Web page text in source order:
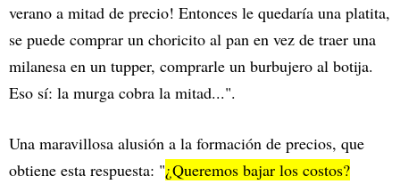
verano a mitad de precio! Entonces le quedaría una platita,
se puede comprar un choricito al pan en vez de traer una
milanesa en un tupper, comprarle un burbujero al botija.
Eso sí: la murga cobra la mitad...".
Una maravillosa alusión a la formación de precios, que
obtiene esta respuesta: "¿Queremos bajar los costos?